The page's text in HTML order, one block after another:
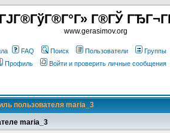
Г®ГЎ
www.gerasimov.org
FAQ Поиск Пользователи Группы
Профиль
Войти и проверить личные сообщения
пользователя maria_3
maria_3